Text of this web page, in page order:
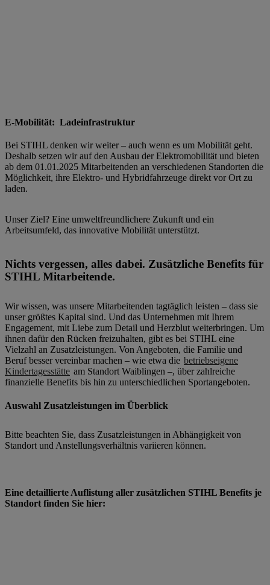
E-Mobilität: Ladeinfrastruktur
Bei STIHL denken wir weiter – auch wenn es um Mobilität geht.
Deshalb setzen wir auf den Ausbau der Elektromobilität und bieten
ab dem 01.01.2025 Mitarbeitenden an verschiedenen Standorten die
Möglichkeit, ihre Elektro- und Hybridfahrzeuge direkt vor Ort zu
laden.
Unser Ziel? Eine umweltfreundlichere Zukunft und ein
Arbeitsumfeld, das innovative Mobilität unterstützt.
Nichts vergessen, alles dabei. Zusätzliche Benefits für
STIHL Mitarbeitende.
Wir wissen, was unsere Mitarbeitenden tagtäglich leisten – dass sie
unser größtes Kapital sind. Und das Unternehmen mit Ihrem
Engagement, mit Liebe zum Detail und Herzblut weiterbringen. Um
ihnen dafür den Rücken freizuhalten, gibt es bei STIHL eine
Vielzahl an Zusatzleistungen. Von Angeboten, die Familie und
Beruf besser vereinbar machen – wie etwa die betriebseigene
Kindertagesstätte am Standort Waiblingen –, über zahlreiche
finanzielle Benefits bis hin zu unterschiedlichen Sportangeboten.
Auswahl Zusatzleistungen im Überblick
Bitte beachten Sie, dass Zusatzleistungen in Abhängigkeit von
Standort und Anstellungsverhältnis variieren können.
Eine detaillierte Auflistung aller zusätzlichen STIHL Benefits je
Standort finden Sie hier: